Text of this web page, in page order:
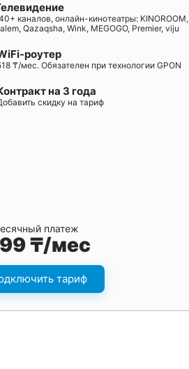
каналов, онлайн-кинотеатры: KINOROOM,
Qazaqsha, Wink, MEGOGO, Premier, viju
роутер
₸/мес. Обязателен при технологии GPON
на 3 года
скидку на тариф
платеж
₸/мес
тариф